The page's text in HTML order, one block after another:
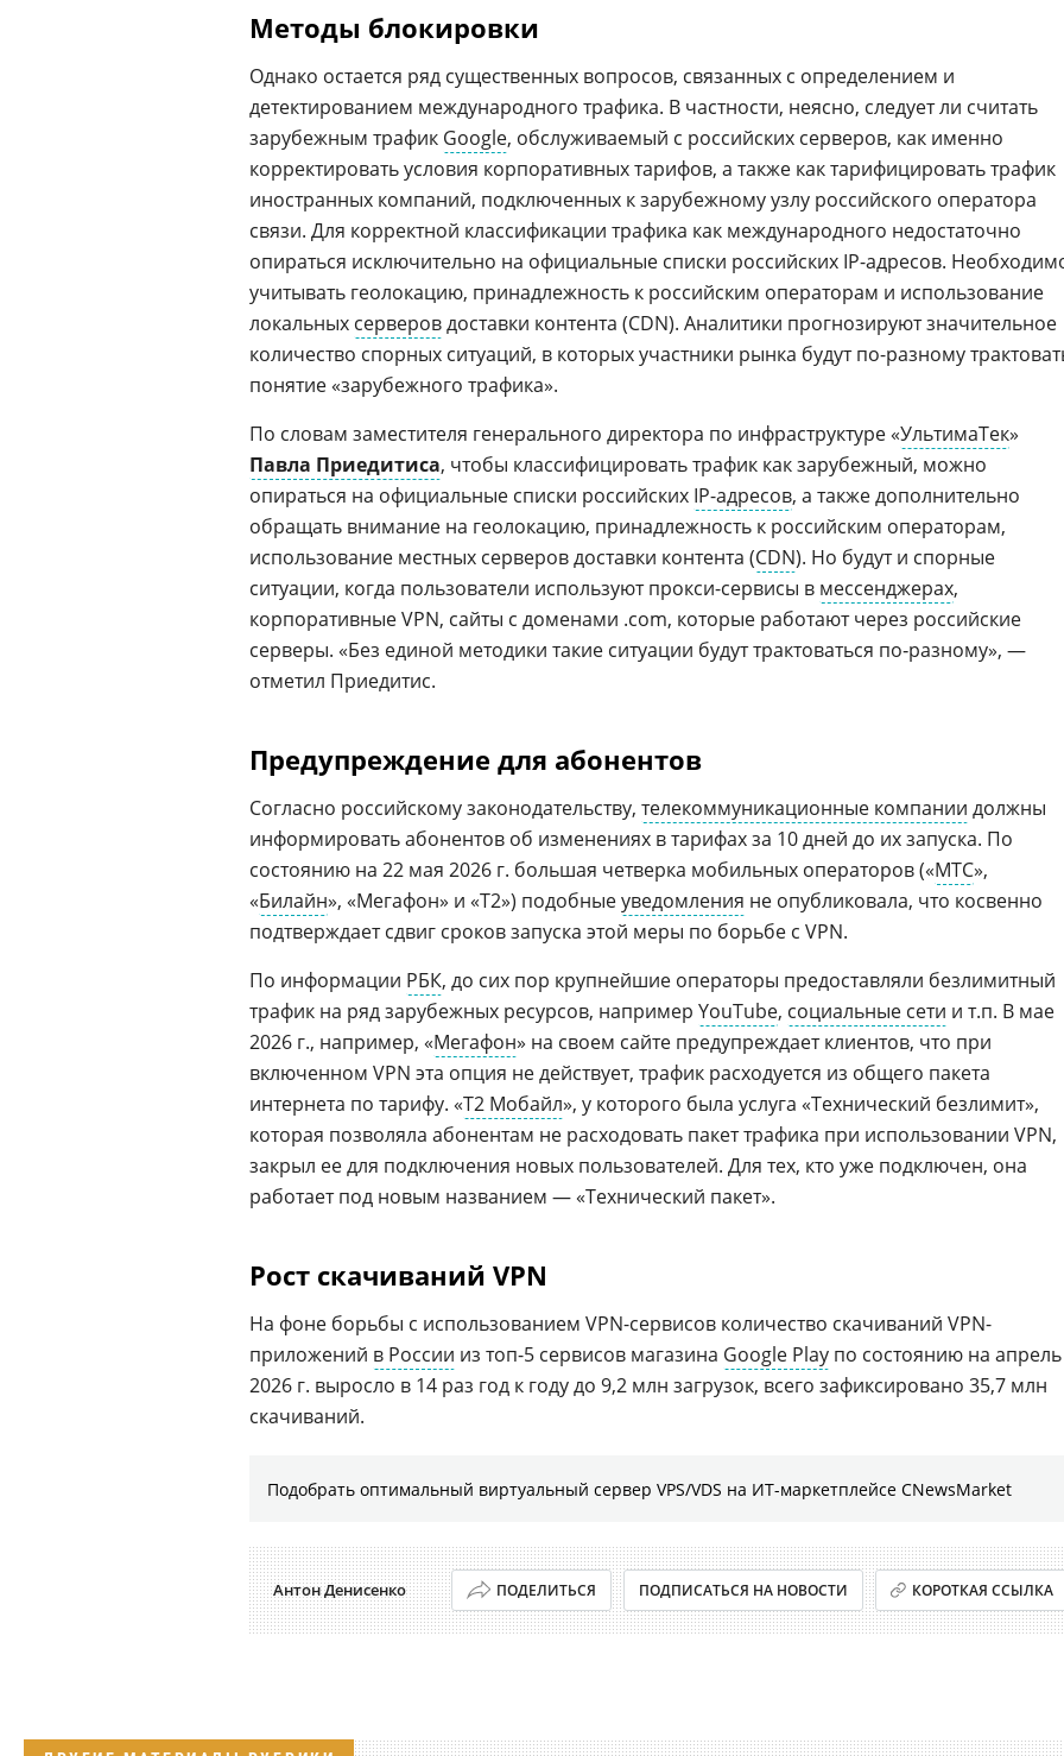
Методы блокировки
Однако остается ряд существенных вопросов, связанных с определением и
детектированием международного трафика. В частности, неясно, следует ли считать
зарубежным трафик Google, обслуживаемый с российских серверов, как именно
корректировать условия корпоративных тарифов, а также как тарифицировать трафик
иностранных компаний, подключенных к зарубежному узлу российского оператора
связи. Для корректной классификации трафика как международного недостаточно
опираться исключительно на официальные списки российских IP-адресов.
учитывать геолокацию, принадлежность к российским операторам и использование
локальных серверовдоставки контента (CDN). Аналитики прогнозируют значительное
количество спорных ситуаций, в которых участники рынка будут по-разному
понятие «зарубежного трафика».
По словам заместителя генерального директора по инфраструктуре «УльтимаТек»
Павла Приедитиса, чтобы классифицировать трафик как зарубежный, можно
опираться на официальные списки российских IP-адресов, а также дополнительно
обращать внимание на геолокацию, принадлежность к российским операторам,
использование местных серверов доставки контента (CDN). Но будут и спорные
ситуации, когда пользователи используют прокси-сервисы в мессенджерах,
корпоративные VPN, сайты с доменами .com, которые работают через российские
серверы. «Без единой методики такие ситуации будут трактоваться по‑разному», —
отметил Приедитис.
Предупреждение для абонентов
Согласно российскому законодательству, телекоммуникационные компании должны
информировать абонентов об изменениях в тарифах за 10 дней до их запуска. По
состоянию на 22 мая 2026 г. большая четверка мобильных операторов («МТС»,
«Билайн», «Мегафон» и «T2») подобныеуведомления не опубликовала, что косвенно
подтверждает сдвиг сроков запуска этой меры по борьбе с VPN.
По информации РБК, до сих пор крупнейшие операторы предоставляли безлимитный
трафик на ряд зарубежных ресурсов, например YouTube, социальные сети и т.п. В мае
2026 г., например, «Мегафон» на своем сайте предупреждает клиентов, что при
включенном VPN эта опция не действует, трафик расходуется из общего пакета
интернета по тарифу. «Т2 Мобайл», у которого была услуга «Технический безлимит»,
которая позволяла абонентам не расходовать пакет трафика при использовании VPN,
закрыл ее для подключения новых пользователей. Для тех, кто уже подключен, она
работает под новым названием — «Технический пакет».
Рост скачиваний VPN
На фоне борьбы с использованием VPN-сервисов количество скачиваний VPN-
приложений в России из топ-5 сервисов магазина Google Play по состоянию на апрель
2026 г. выросло в 14 раз год к году до 9,2 млн загрузок, всего зафиксировано 35,7 млн
скачиваний.
Подобрать оптимальный виртуальный сервер VPS/VDS на ИТ-маркетплейсе CNewsMarket
Антон Денисенко ПОДЕЛИТЬСЯ ПОДПИСАТЬСЯ НА НОВОСТИ КОРОТКАЯ ССЫЛКА